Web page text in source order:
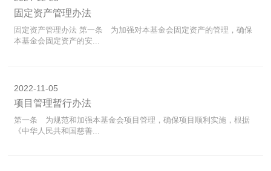
固定资产管理办法
固定资产管理办法 第一条 为加强对本基金会固定资产的管理，确保
本基金会固定资产的安...
2022-11-05
项目管理暂行办法
第一条 为规范和加强本基金会项目管理，确保项目顺利实施，根据
《中华人民共和国慈善...